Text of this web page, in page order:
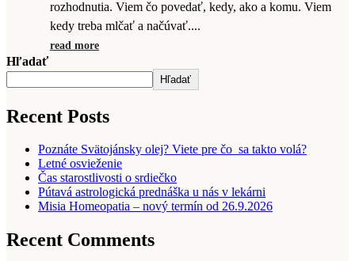
rozhodnutia. Viem čo povedať, kedy, ako a komu. Viem
kedy treba mlčať a načúvať....
read more
Hľadať
Hľadať
Recent Posts
Poznáte Svätojánsky olej? Viete pre čo sa takto volá?
Letné osvieženie
Čas starostlivosti o srdiečko
Pútavá astrologická prednáška u nás v lekárni
Misia Homeopatia – nový termín od 26.9.2026
Recent Comments